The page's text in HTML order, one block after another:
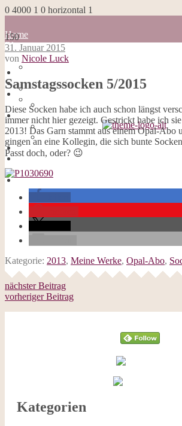
0 4000 1 0 horizontal 1
Home
Blog
about me
Impressum
Datenschutzerklärung
Galerie
Opal-Abos
Strickblogs
Hörbücher
150
Home
Blog
about me
100 Dinge
Impressum
Datenschutzerklärung
Cookies
Galerie
Opal-Abos
Strickblogs
Hörbücher
31. Januar 2015
von Nicole Luck
Samstagssocken 5/2015
Diese Socken habe ich auch schon längst
immer nicht hier gezeigt. Gestrickt habe ich
2013! Das Garn stammt aus einem Opal-Abo
gingen an eine Kollegin, die sich bunte
Passt doch, oder? 😉
Kategorie: 2013, Meine Werke, Opal-Abo,
nächster Beitrag
vorheriger Beitrag
Kategorien